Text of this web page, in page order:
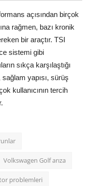
açısından birçok
rağmen, bazı kronik
bir araçtır. TSI
sistemi gibi
sıkça karşılaştığı
yapısı, sürüş
kullanıcının tercih
Volkswagen Golf arıza
problemleri